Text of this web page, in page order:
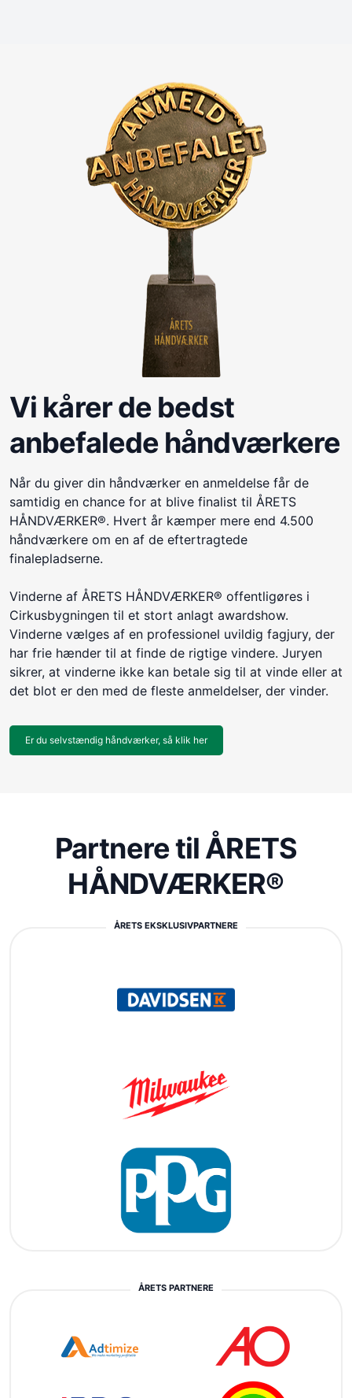
Vi kårer de bedst
anbefalede håndværkere
Når du giver din håndværker en anmeldelse får de
samtidig en chance for at blive finalist til ÅRETS
HÅNDVÆRKER®. Hvert år kæmper mere end 4.500
håndværkere om en af de eftertragtede
finalepladserne.
Vinderne af ÅRETS HÅNDVÆRKER® offentligøres i
Cirkusbygningen til et stort anlagt awardshow.
Vinderne vælges af en professionel uvildig fagjury, der
har frie hænder til at finde de rigtige vindere. Juryen
sikrer, at vinderne ikke kan betale sig til at vinde eller at
det blot er den med de fleste anmeldelser, der vinder.
Er du selvstændig håndværker, så klik her
Partnere til ÅRETS
HÅNDVÆRKER®
ÅRETS EKSKLUSIVPARTNERE
ÅRETS PARTNERE